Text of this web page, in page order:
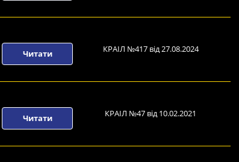
Читати КРАІЛ №417 від 27.08.2024
Читати КРАІЛ №47 від 10.02.2021